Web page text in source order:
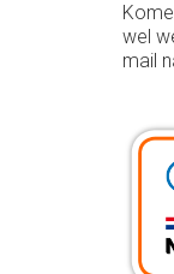
wel
mail